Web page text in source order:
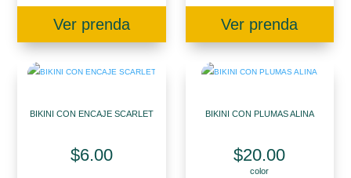
Ver prenda Ver prenda
BIKINI CON ENCAJE SCARLET
$6.00
BIKINI CON PLUMAS ALINA
$20.00
color